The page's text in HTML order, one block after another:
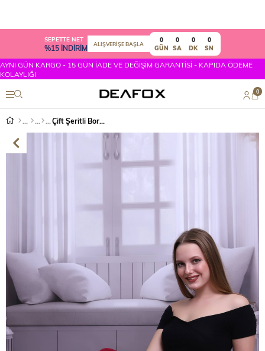
SEPETTE NET
%15 İNDİRİM ALIŞVERİŞE BAŞLA
0
GÜN
0
SA
0
DK
0
SN
AYNI GÜN KARGO - 15 GÜN İADE VE DEĞİŞİM GARANTİSİ - KAPIDA ÖDEME
KOLAYLIĞI
0
Çift Şeritli Bordo Kadın Tayt